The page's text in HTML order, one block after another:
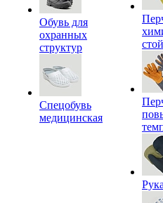
Обувь для
охранных
структур
Спецобувь
медицинская